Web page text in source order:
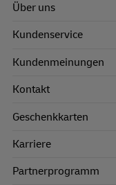
Über uns
Kundenservice
Kundenmeinungen
Kontakt
Geschenkkarten
Karriere
Partnerprogramm